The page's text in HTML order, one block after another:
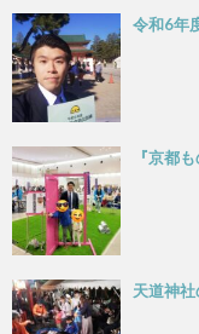
令和6年
『京都
天道神社